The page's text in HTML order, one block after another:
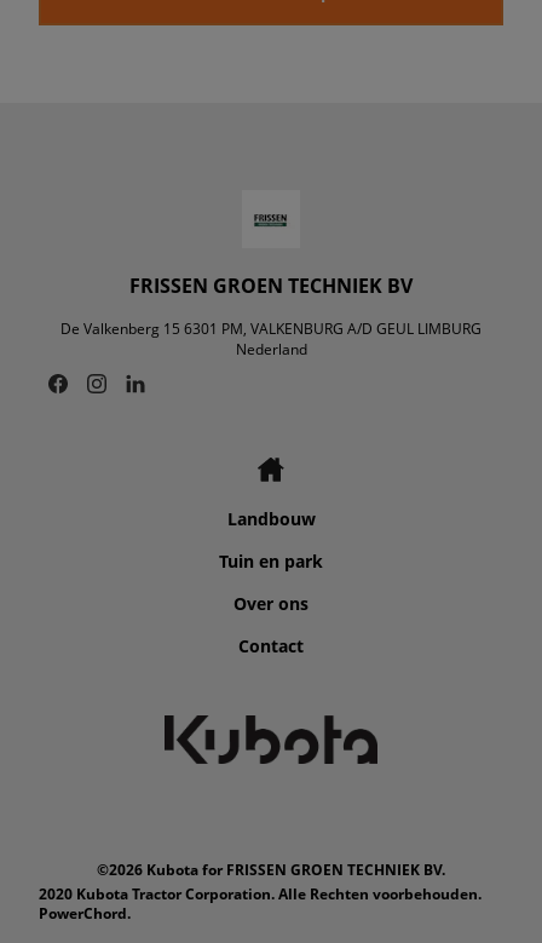
FRISSEN GROEN TECHNIEK BV
De Valkenberg 15 6301 PM, VALKENBURG A/D GEUL LIMBURG
Nederland
Landbouw
Tuin en park
Over ons
Contact
©2026 Kubota for FRISSEN GROEN TECHNIEK BV.
2020 Kubota Tractor Corporation. Alle Rechten voorbehouden.
PowerChord.